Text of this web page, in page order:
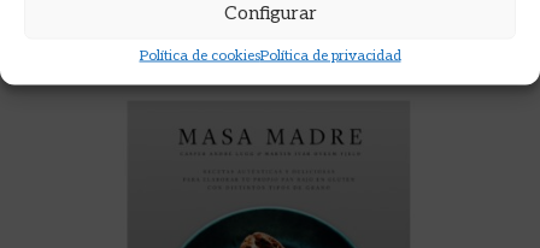
Configurar
Política de cookiesPolítica de privacidad